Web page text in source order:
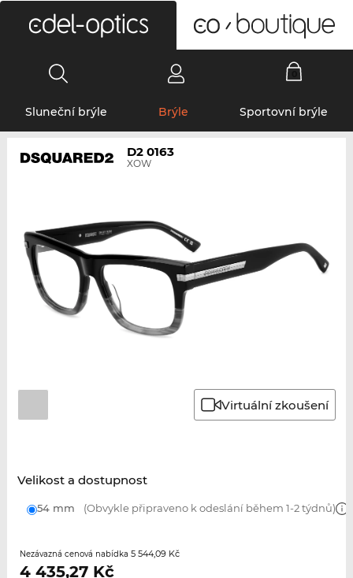
Sluneční brýle Brýle Sportovní brýle
D2 0163
XOW
Virtuální zkoušení
Velikost a dostupnost
54 mm (Obvykle připraveno k odeslání během 1-2 týdnů)
Nezávazná cenová nabídka 5 544,09 Kč
4 435,27Kč